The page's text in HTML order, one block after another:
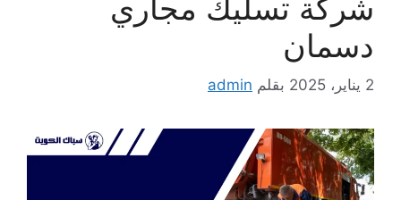
شركة تسليك مجاري
دسمان
2 يناير، 2025 بقلم admin